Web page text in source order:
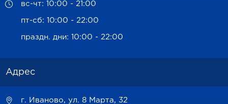
вс-чт: 10:00 - 21:00
пт-сб: 10:00 - 22:00
праздн. дни: 10:00 - 22:00
Адрес
г. Иваново, ул. 8 Марта, 32